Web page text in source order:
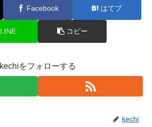
Facebook はてブ
LINE コピー
kechiをフォローする
kechi